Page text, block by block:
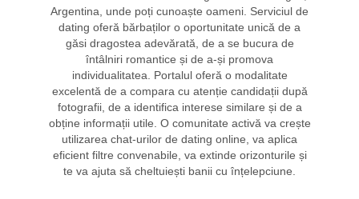
Argentina, unde poți cunoaște oameni. Serviciul de
dating oferă bărbaților o oportunitate unică de a
găsi dragostea adevărată, de a se bucura de
întâlniri romantice și de a-și promova
individualitatea. Portalul oferă o modalitate
excelentă de a compara cu atenție candidații după
fotografii, de a identifica interese similare și de a
obține informații utile. O comunitate activă va crește
utilizarea chat-urilor de dating online, va aplica
eficient filtre convenabile, va extinde orizonturile și
te va ajuta să cheltuiești banii cu înțelepciune.